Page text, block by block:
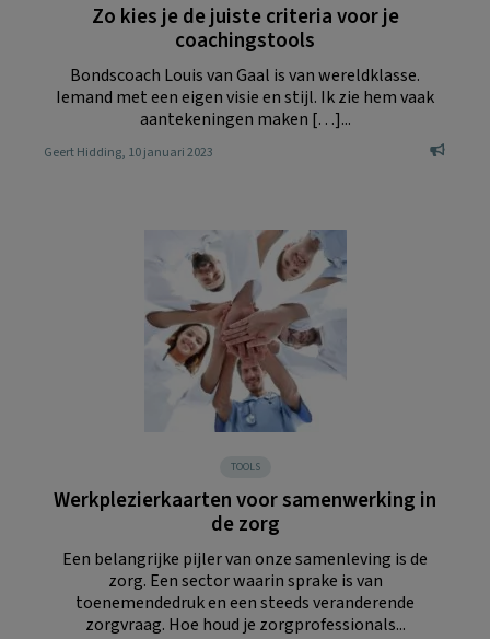
Zo kies je de juiste criteria voor je
coachingstools
Bondscoach Louis van Gaal is van wereldklasse.
Iemand met een eigen visie en stijl. Ik zie hem vaak
aantekeningen maken […]...
Geert Hidding, 10 januari 2023
TOOLS
Werkplezierkaarten voor samenwerking in
de zorg
Een belangrijke pijler van onze samenleving is de
zorg. Een sector waarin sprake is van
toenemendedruk en een steeds veranderende
zorgvraag. Hoe houd je zorgprofessionals...